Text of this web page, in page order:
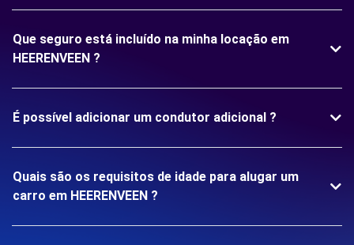
Que seguro está incluído na minha locação em
HEERENVEEN ?
É possível adicionar um condutor adicional ?
Quais são os requisitos de idade para alugar um
carro em HEERENVEEN ?